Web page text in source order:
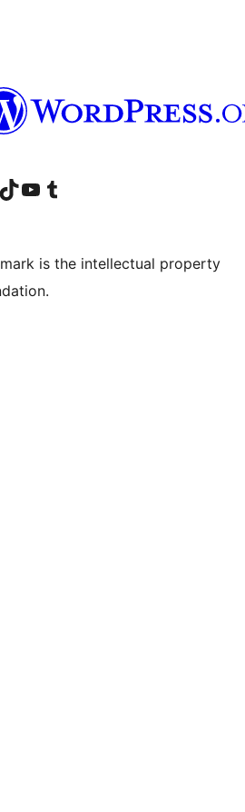
de Instagram
conta de LinkedIn
Visita a nosa conta de TikTok
Visita a nosa canle de YouTube
Visita a nosa conta de Tumblr
is the intellectual property